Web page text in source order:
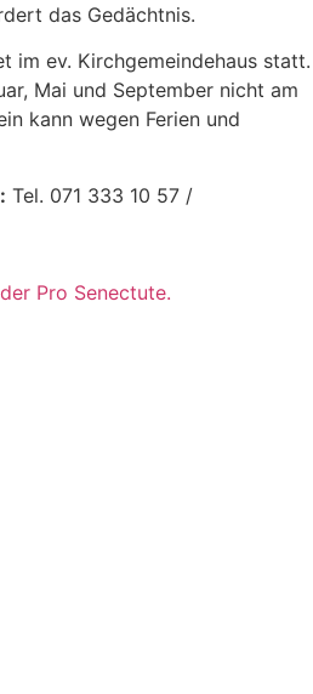
das Gedächtnis.
im ev. Kirchgemeindehaus statt.
Mai und September nicht am
kann wegen Ferien und
Tel. 071 333 10 57 /
Pro Senectute.